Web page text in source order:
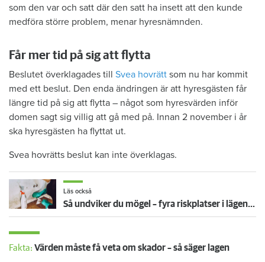
som den var och satt där den satt ha insett att den kunde
medföra större problem, menar hyresnämnden.
Får mer tid på sig att flytta
Beslutet överklagades till Svea hovrätt som nu har kommit
med ett beslut. Den enda ändringen är att hyresgästen får
längre tid på sig att flytta – något som hyresvärden inför
domen sagt sig villig att gå med på. Innan 2 november i år
ska hyresgästen ha flyttat ut.
Svea hovrätts beslut kan inte överklagas.
Läs också
Så undviker du mögel – fyra riskplatser i lägenheten: ”Måste städa bort”
Fakta: Värden måste få veta om skador – så säger lagen